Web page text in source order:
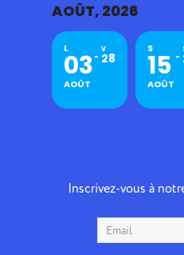
AOÛT, 2026
L
03
AOÛT
V
28
S
15
AOÛT
Inscrivez-vous à